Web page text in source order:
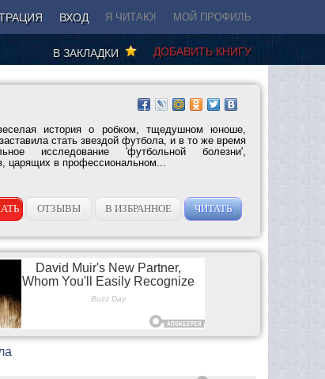
ВХОД Я ЧИТАЮ! МОЙ ПРОФИЛЬ
ДОБАВИТЬ КНИГУ
В ЗАКЛАДКИ
история о робком, тщедушном юноше,
стать звездой футбола, и в то же время
исследование 'футбольной болезни',
царящих в профессиональном...
ОТЗЫВЫ В ИЗБРАННОЕ ЧИТАТЬ